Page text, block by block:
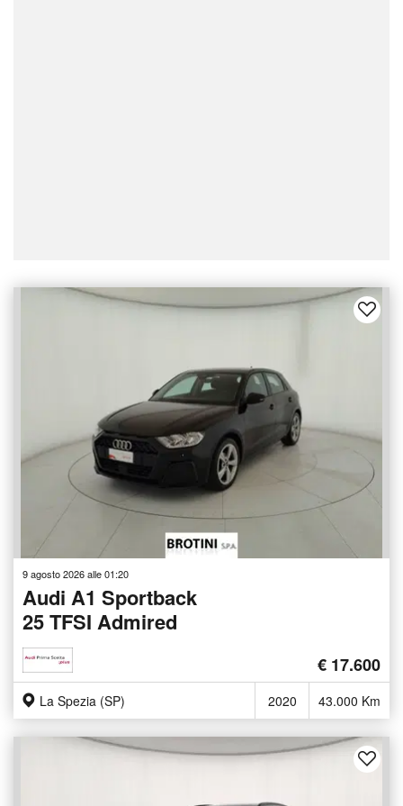
9 agosto 2026 alle 01:20
Audi A1 Sportback
25 TFSI Admired
€ 17.600
La Spezia (SP) 2020 43.000 Km